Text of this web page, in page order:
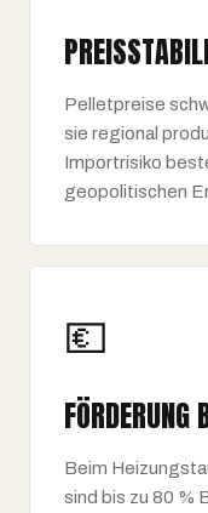
Pelletpreise
sie regional
Importrisiko
geopolitischen
💶
Beim
sind bis zu 80 %